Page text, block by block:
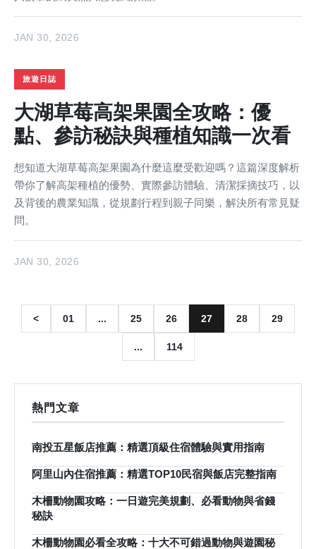
JAN 30, 2026
旅遊日誌
大湖草莓高架果園全攻略：優
點、參訪秘訣與種植知識一次看
想知道大湖草莓高架果園為什麼這麼受歡迎嗎？這篇深度解析
帶你了解高架種植的優勢、實際參訪體驗、清潔採摘技巧，以
及背後的農業知識，從規劃行程到親子同樂，解決所有常見疑
問。
JAN 30, 2026
< 01 ... 25 26 27 28 29
... 114
熱門文章
南投五星飯店推薦：精選頂級住宿體驗與實用指南
阿里山內住宿推薦：精選TOP10民宿與飯店完整指南
木柵動物園攻略：一日遊完美規劃、必看動物與省錢
秘訣
木柵動物園必看全攻略：十大不可錯過動物與遊園秘